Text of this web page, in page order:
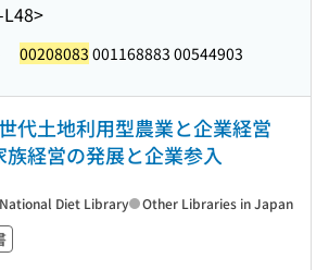
00208083 001168883 00544903
代土地利用型農業と企業経営
族経営の発展と企業参入
National Diet Library Other Libraries in Japan